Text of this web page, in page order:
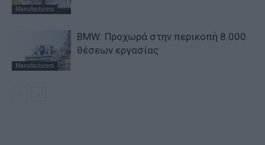
Manufacturers
Manufacturers
BMW: Προχωρά στην περικοπή 8.000
θέσεων εργασίας